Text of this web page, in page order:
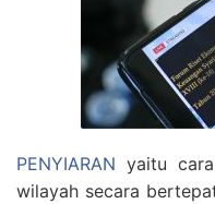
PENYIARAN yaitu
wilayah secara